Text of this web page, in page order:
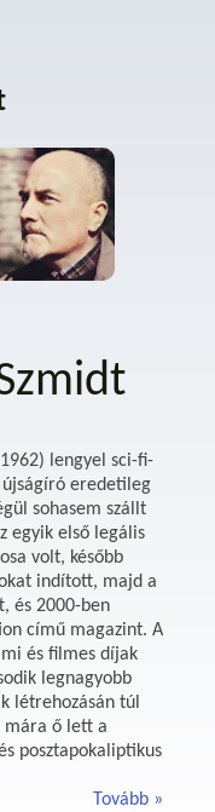
lengyel sci-fi-
eredetileg
sohasem szállt
egyik első legális
volt, később
indított, majd a
és 2000-ben
című magazint. A
és filmes díjak
legnagyobb
létrehozásán túl
mára ő lett a
posztapokaliptikus
Tovább